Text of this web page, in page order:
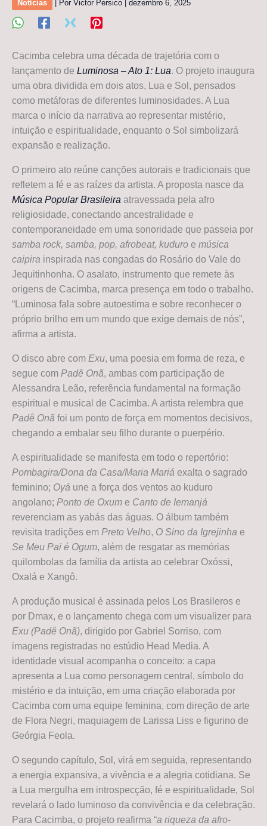
Notícias | Por Victor Persico dezembro 6, 2025
Cacimba celebra uma década de trajetória com o
lançamento de Luminosa – Ato 1: Lua. O projeto inaugura
uma obra dividida em dois atos, Lua e Sol, pensados
como metáforas de diferentes luminosidades. A Lua
marca o início da narrativa ao representar mistério,
intuição e espiritualidade, enquanto o Sol simbolizará
expansão e realização.
O primeiro ato reúne canções autorais e tradicionais que
refletem a fé e as raízes da artista. A proposta nasce da
Música Popular Brasileira atravessada pela afro
religiosidade, conectando ancestralidade e
contemporaneidade em uma sonoridade que passeia por
samba rock, samba, pop, afrobeat, kuduro e música
caipira inspirada nas congadas do Rosário do Vale do
Jequitinhonha. O asalato, instrumento que remete às
origens de Cacimba, marca presença em todo o trabalho.
“Luminosa fala sobre autoestima e sobre reconhecer o
próprio brilho em um mundo que exige demais de nós”,
afirma a artista.
O disco abre com Exu, uma poesia em forma de reza, e
segue com Padê Onã, ambas com participação de
Alessandra Leão, referência fundamental na formação
espiritual e musical de Cacimba. A artista relembra que
Padê Onã foi um ponto de força em momentos decisivos,
chegando a embalar seu filho durante o puerpério.
A espiritualidade se manifesta em todo o repertório:
Pombagira/Dona da Casa/Maria Mariá exalta o sagrado
feminino; Oyá une a força dos ventos ao kuduro
angolano; Ponto de Oxum e Canto de Iemanjá
reverenciam as yabás das águas. O álbum também
revisita tradições em Preto Velho, O Sino da Igrejinha e
Se Meu Pai é Ogum, além de resgatar as memórias
quilombolas da família da artista ao celebrar Oxóssi,
Oxalá e Xangô.
A produção musical é assinada pelos Los Brasileros e
por Dmax, e o lançamento chega com um visualizer para
Exu (Padê Onã), dirigido por Gabriel Sorriso, com
imagens registradas no estúdio Head Media. A
identidade visual acompanha o conceito: a capa
apresenta a Lua como personagem central, símbolo do
mistério e da intuição, em uma criação elaborada por
Cacimba com uma equipe feminina, com direção de arte
de Flora Negri, maquiagem de Larissa Liss e figurino de
Geórgia Feola.
O segundo capítulo, Sol, virá em seguida, representando
a energia expansiva, a vivência e a alegria cotidiana. Se
a Lua mergulha em introspecção, fé e espiritualidade, Sol
revelará o lado luminoso da convivência e da celebração.
Para Cacimba, o projeto reafirma “a riqueza da afro-